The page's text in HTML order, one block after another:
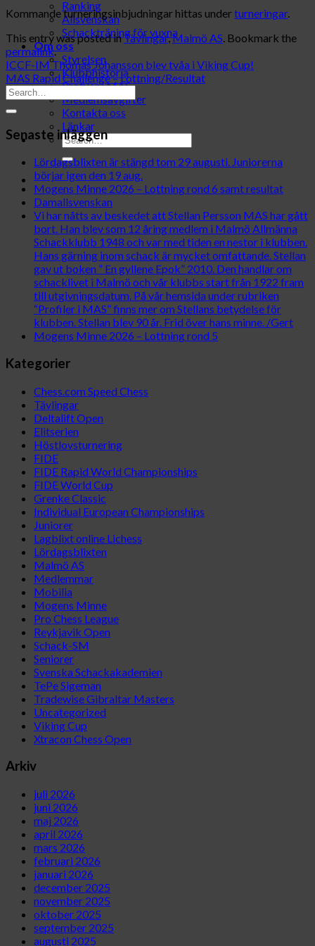
Ranking
Allsvenskan
Schackträning för vuxna
Om oss
Styrelsen
Klubbhistoria
Profiler i MAS
Medlemsavgifter
Kontakta oss
Länkar
Kommande turneringsinbjudningar hittas underturneringar.
This entry was posted inTävlingar,Malmö AS. Bookmark the
permalink.
ICCF-IM Thomas Johansson blev tvåa i Viking Cup!
MAS Rapid Challenge – Lottning/Resultat
Senaste inläggen
Lördagsblixten är stängd tom 29 augusti. Juniorerna
börjar igen den 19 aug.
Mogens Minne 2026 – Lottning rond 6 samt resultat
Damallsvenskan
Vi har nåtts av beskedet att Stellan Persson MAS har gått
bort. Han blev som 12 åring medlem i Malmö Allmänna
Schackklubb 1948 och var med tiden en nestor i klubben.
Hans gärning inom schack är mycket omfattande. Stellan
gav ut boken ” En gyllene Epok” 2010. Den handlar om
schacklivet i Malmö och vår klubbs start från 1922 fram
till utgivningsdatum. På vår hemsida under rubriken
“Profiler i MAS” finns mer om Stellans betydelse för
klubben. Stellan blev 90 år. Frid över hans minne. /Gert
Mogens Minne 2026 – Lottning rond 5
Kategorier
Chess.com Speed Chess
Tävlingar
Deltalift Open
Elitserien
Höstlovsturnering
FIDE
FIDE Rapid World Championships
FIDE World Cup
Grenke Classic
Individual European Championships
Juniorer
Lagblixt online Lichess
Lördagsblixten
Malmö AS
Medlemmar
Mobilia
Mogens Minne
Pro Chess League
Reykjavik Open
Schack-SM
Seniorer
Svenska Schackakademien
TePe Sigeman
Tradewise Gibraltar Masters
Uncategorized
Viking Cup
Xtracon Chess Open
Arkiv
juli 2026
juni 2026
maj 2026
april 2026
mars 2026
februari 2026
januari 2026
december 2025
november 2025
oktober 2025
september 2025
augusti 2025